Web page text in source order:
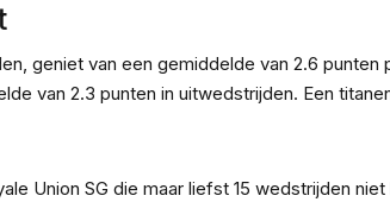
geniet van een gemiddelde van 2.6 punten
van 2.3 punten in uitwedstrijden. Een
Union SG die maar liefst 15 wedstrijden